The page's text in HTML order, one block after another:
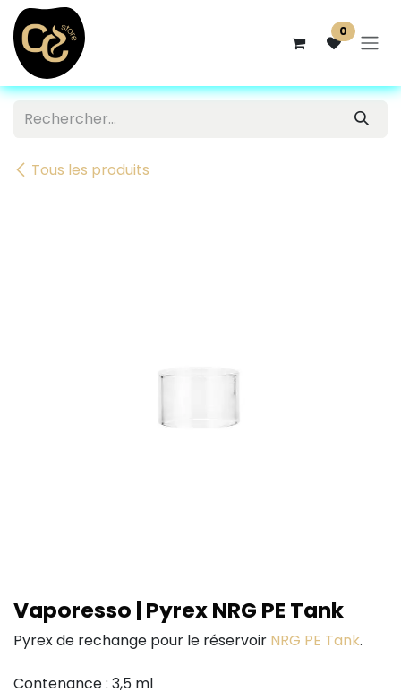
Se rendre au contenu
0
Tous les produits
Vaporesso | Pyrex NRG PE Tank
Pyrex de rechange pour le réservoir NRG PE Tank.
Contenance : 3,5 ml